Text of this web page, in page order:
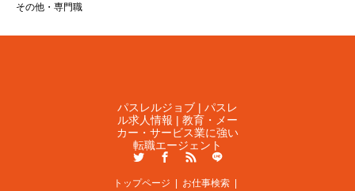
その他・専門職
パスレルジョブ | パスレ
ル求人情報 | 教育・メー
カー・サービス業に強い
転職エージェント
LINE
トップページ お仕事検索